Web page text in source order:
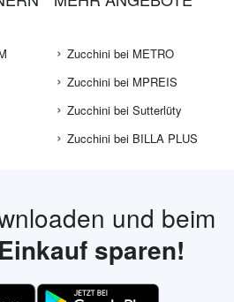
Zucchini bei METRO
Zucchini bei MPREIS
Zucchini bei Sutterlüty
Zucchini bei BILLA PLUS
und beim
Einkauf sparen!